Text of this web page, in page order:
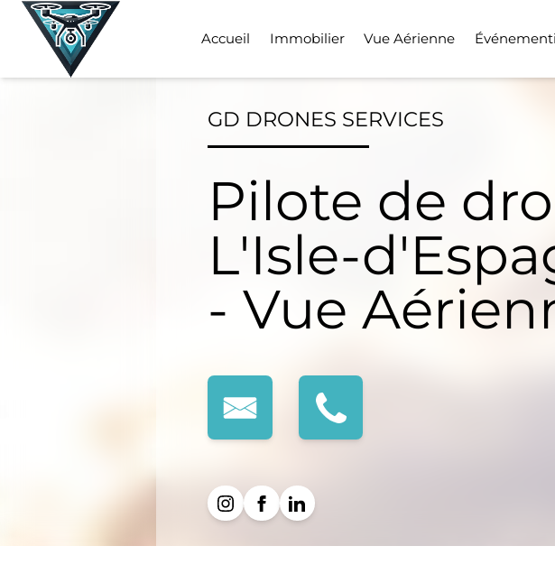
Skip
Accueil Immobilier Vue Aérienne
GD DRONES SERVICES
Pilote de
L'Isle-
- Vue